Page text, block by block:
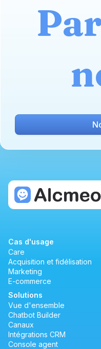
Cas d'usage
Care
Acquisition et fidélisation
Marketing
E-commerce
Solutions
Vue d'ensemble
Chatbot Builder
Canaux
Intégrations CRM
Console agent